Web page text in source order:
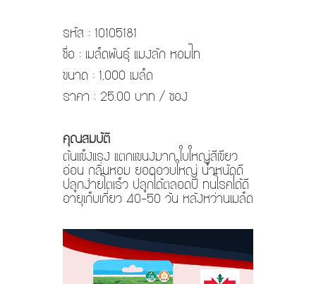
รหัส : 10105181
ชื่อ : เมล็ดพันธ์ุ แมงลัก หอมไท
ขนาด : 1,000 เมล็ด
ราคา : 25.00 บาท / ซอง
คุณสมบัติ
ต้นเเข็งเเรง แตกเเขนงมาก ใบใหญ่สีเขียว
อ่อน กลิ่นหอม ยอดอวบใหญ่ น้ำหนักดี
ปลูกง่ายโตเร็ว ปลูกได้ตลอดปี ทนโรคได้ดี
อายุเก็บเกี่ยว 40-50 วัน หลังหว่านเมล็ด